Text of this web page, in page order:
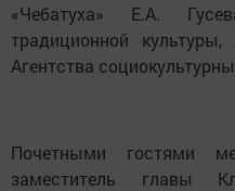
«Чебатуха» Е.А.
традиционной
Агентства
Почетными гостями
заместитель главы